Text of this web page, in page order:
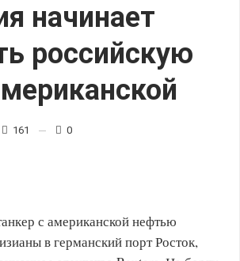
начинает
российскую
161 0
с американской нефтью
в германский порт Росток,